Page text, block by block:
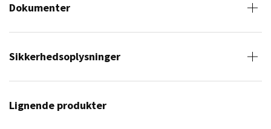
Dokumenter
Sikkerhedsoplysninger
Lignende produkter